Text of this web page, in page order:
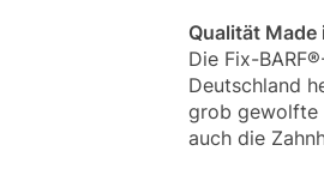
Qualität Made
Die Fix-
Deutschland
grob gewolfte
auch die